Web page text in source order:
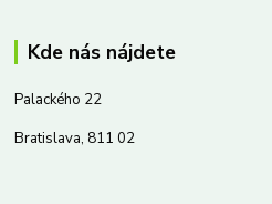
Kde nás nájdete
Palackého 22
Bratislava, 811 02